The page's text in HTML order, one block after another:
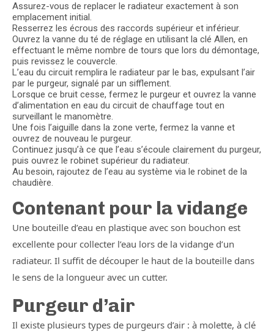
Assurez-vous de replacer le radiateur exactement à son
emplacement initial.
Resserrez les écrous des raccords supérieur et inférieur.
Ouvrez la vanne du té de réglage en utilisant la clé Allen, en
effectuant le même nombre de tours que lors du démontage,
puis revissez le couvercle.
L’eau du circuit remplira le radiateur par le bas, expulsant l’air
par le purgeur, signalé par un sifflement.
Lorsque ce bruit cesse, fermez le purgeur et ouvrez la vanne
d’alimentation en eau du circuit de chauffage tout en
surveillant le manomètre.
Une fois l’aiguille dans la zone verte, fermez la vanne et
ouvrez de nouveau le purgeur.
Continuez jusqu’à ce que l’eau s’écoule clairement du purgeur,
puis ouvrez le robinet supérieur du radiateur.
Au besoin, rajoutez de l’eau au système via le robinet de la
chaudière.
Contenant pour la vidange
Une bouteille d’eau en plastique avec son bouchon est
excellente pour collecter l’eau lors de la vidange d’un
radiateur. Il suffit de découper le haut de la bouteille dans
le sens de la longueur avec un cutter.
Purgeur d’air
Il existe plusieurs types de purgeurs d’air : à molette, à clé